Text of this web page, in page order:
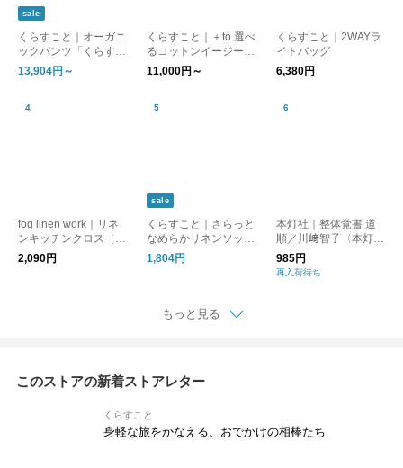
sale
くらすこと｜オーガニ
ックパンツ「くらすこ
との日常生活着」
13,904円～
くらすこと｜＋to 選べ
るコットンイージーパ
ンツ
11,000円～
くらすこと｜2WAYラ
イトバッグ
6,380円
fog linen work｜リネ
ンキッチンクロス［ギ
フト/贈り物］
2,090円
sale
くらすこと｜さらっと
なめらかリネンソック
ス［ギフト/贈り物］
1,804円
本灯社｜整体覚書 道
順／川﨑智子〈本灯社
の本〉
985円
再入荷待ち
もっと見る
このストアの新着ストアレター
くらすこと
身軽な旅をかなえる、おでかけの相棒たち